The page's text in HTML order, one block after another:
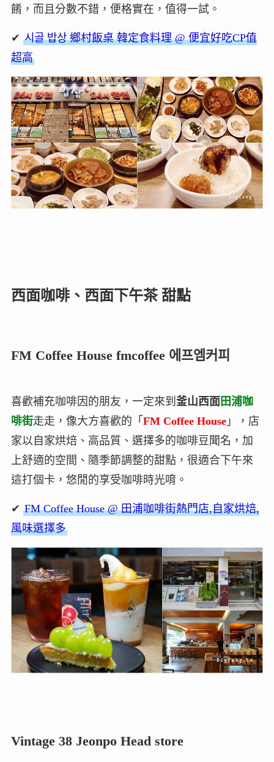
餚，而且分數不錯，便格實在，值得一試。
✔ 시골 밥상 鄉村飯桌 韓定食料理 @ 便宜好吃CP值
超高
西面咖啡、西面下午茶 甜點
FM Coffee House fmcoffee 에프엠커피
喜歡補充咖啡因的朋友，一定來到 釜山西面田浦咖
啡街走走，像大方喜歡的「 FM Coffee House」，店
家以自家烘焙、高品質、選擇多的咖啡豆聞名，加
上舒適的空間、隨季節調整的甜點，很適合下午來
這打個卡，悠閒的享受咖啡時光唷。
✔ FM Coffee House @ 田浦咖啡街熱門店,自家烘焙,
風味選擇多
Vintage 38 Jeonpo Head store